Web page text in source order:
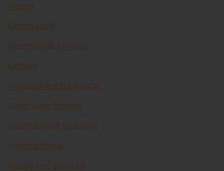
Aksiya
Aksiya kursi
Aksiyadorlik jamiyati
Aktivlar
Alternative data source
Alternative finance
Amortizasiya (eskirish)
Amortizatsiya
Asosiy foiz stavkasi